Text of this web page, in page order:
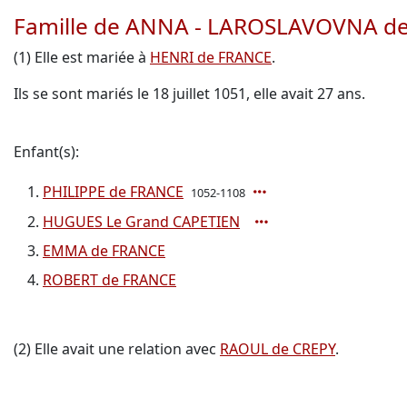
Famille de ANNA - LAROSLAVOVNA
(1) Elle est mariée à HENRI de FRANCE.
Ils se sont mariés le 18 juillet 1051, elle avait 27 ans.
Enfant(s):
PHILIPPE de FRANCE 1052-1108
HUGUES Le Grand CAPETIEN
EMMA de FRANCE
ROBERT de FRANCE
(2) Elle avait une relation avec RAOUL de CREPY.